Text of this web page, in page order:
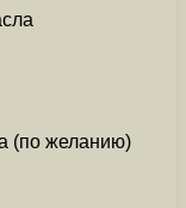
(по желанию)